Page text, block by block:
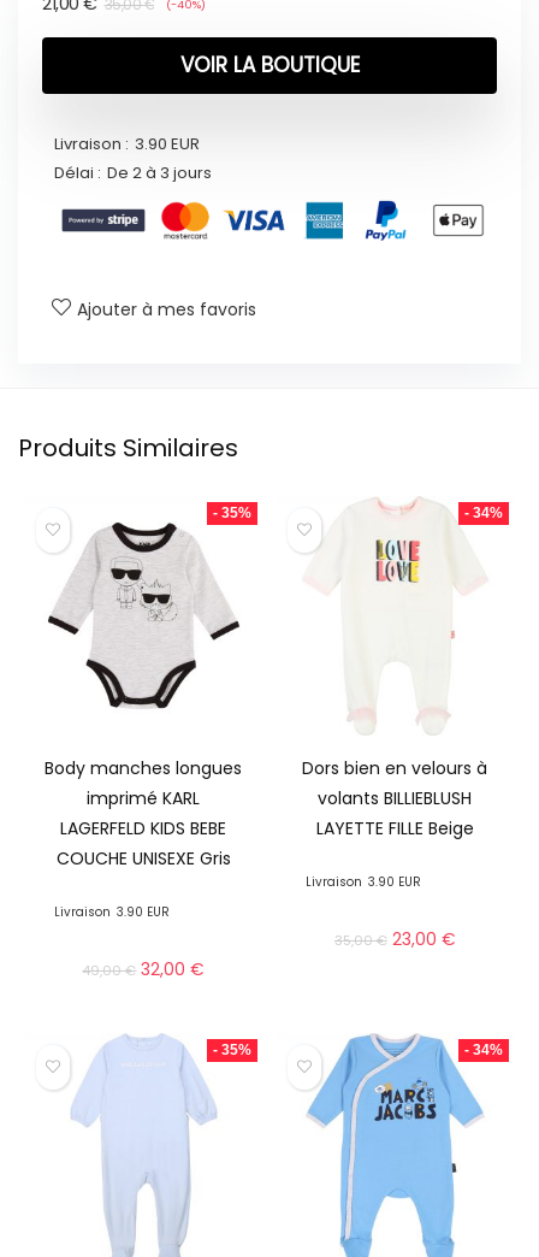
35,00€ (-40%)
VOIR LA BOUTIQUE
Livraison : 3.90 EUR
Délai : De 2 à 3 jours
Ajouter à mes favoris
Produits Similaires
- 35%
Body manches longues
imprimé KARL
LAGERFELD KIDS BEBE
COUCHE UNISEXE Gris
Livraison 3.90 EUR
49,00€ 32,00€
- 34%
Dors bien en velours à
volants BILLIEBLUSH
LAYETTE FILLE Beige
Livraison 3.90 EUR
35,00€ 23,00 €
- 35% - 34%